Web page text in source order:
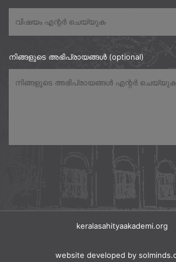
നിങ്ങളുടെ അഭിപ്രായങ്ങൾ (optional)
keralasahityaakademi.org
website developed by